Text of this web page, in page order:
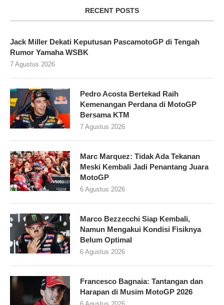
RECENT POSTS
Jack Miller Dekati Keputusan PascamotoGP di Tengah
Rumor Yamaha WSBK
7 Agustus 2026
Pedro Acosta Bertekad Raih
Kemenangan Perdana di MotoGP
Bersama KTM
7 Agustus 2026
Marc Marquez: Tidak Ada Tekanan
Meski Kembali Jadi Penantang Juara
MotoGP
6 Agustus 2026
Marco Bezzecchi Siap Kembali,
Namun Mengakui Kondisi Fisiknya
Belum Optimal
6 Agustus 2026
Francesco Bagnaia: Tantangan dan
Harapan di Musim MotoGP 2026